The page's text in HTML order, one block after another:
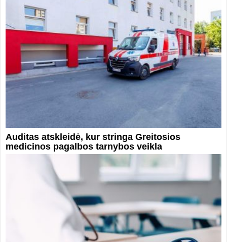
Auditas atskleidė, kur stringa Greitosios
medicinos pagalbos tarnybos veikla